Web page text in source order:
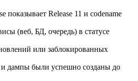
показывает Release 11 и codename
(веб, БД, очередь) в статусе
или заблокированных
дампы были успешно созданы до